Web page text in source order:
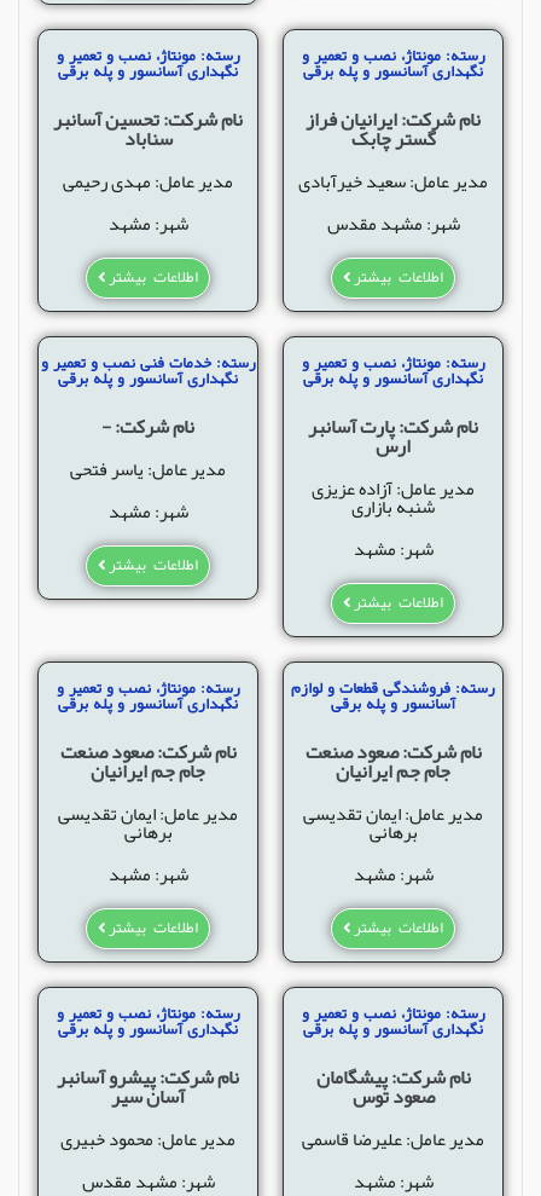
رسته: مونتاژ، نصب و تعمیر و
نگهداری آسانسور و پله برقی
نام شرکت: ایرانیان فراز
گستر چابک
مدیر عامل: سعید خیرآبادی
شهر: مشهد مقدس
اطلاعات بیشتر
رسته: مونتاژ، نصب و تعمیر و
نگهداری آسانسور و پله برقی
نام شرکت: تحسین آسانبر
سناباد
مدیر عامل: مهدی رحیمی
شهر: مشهد
اطلاعات بیشتر
رسته: مونتاژ، نصب و تعمیر و
نگهداری آسانسور و پله برقی
نام شرکت: پارت آسانبر
ارس
مدیر عامل: آزاده عزیزی
شنبه بازاری
شهر: مشهد
اطلاعات بیشتر
رسته: خدمات فنی نصب و تعمیر و
نگهداری آسانسور و پله برقی
نام شرکت: -
مدیر عامل: یاسر فتحی
شهر: مشهد
اطلاعات بیشتر
رسته: فروشندگی قطعات و لوازم
آسانسور و پله برقی
نام شرکت: صعود صنعت
جام جم ایرانیان
مدیر عامل: ایمان تقدیسی
برهانی
شهر: مشهد
اطلاعات بیشتر
رسته: مونتاژ، نصب و تعمیر و
نگهداری آسانسور و پله برقی
نام شرکت: صعود صنعت
جام جم ایرانیان
مدیر عامل: ایمان تقدیسی
برهانی
شهر: مشهد
اطلاعات بیشتر
رسته: مونتاژ، نصب و تعمیر و
نگهداری آسانسور و پله برقی
نام شرکت: پیشگامان
صعود توس
مدیر عامل: علیرضا قاسمی
شهر: مشهد
رسته: مونتاژ، نصب و تعمیر و
نگهداری آسانسور و پله برقی
نام شرکت: پیشرو آسانبر
آسان سیر
مدیر عامل: محمود خبیری
شهر: مشهد مقدس